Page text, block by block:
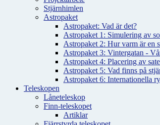
Stjärnhimlen
Astropaket
Astropaket: Vad är det?
Astropaket 1: Simulering av
Astropaket 2: Hur varm är en
Astropaket 3: Vintergatan -
Astropaket 4: Placering av
Astropaket 5: Vad finns på
Astropaket 6: Internationella
Teleskopen
Låneteleskop
Finn-teleskopet
Artiklar